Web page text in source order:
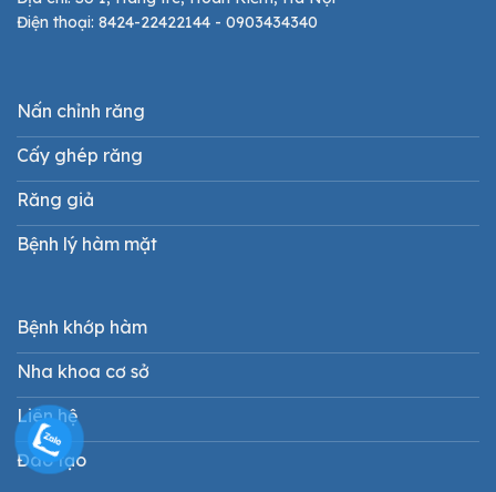
Điện thoại: 8424-22422144 - 0903434340
Nấn chỉnh răng
Cấy ghép răng
Răng giả
Bệnh lý hàm mặt
Bệnh khớp hàm
Nha khoa cơ sở
Liên hệ
Đào tạo